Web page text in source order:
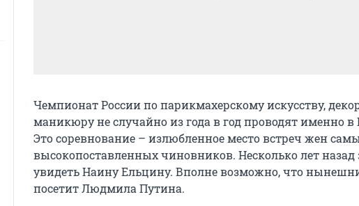
Чемпионат России по парикмахерскому искусству,
маникюру не случайно из года в год проводят именно
Это соревнование – излюбленное место встреч жен
высокопоставленных чиновников. Несколько лет
увидеть Наину Ельцину. Вполне возможно, что
посетит Людмила Путина.